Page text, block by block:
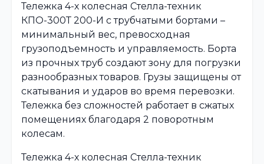
Тележка 4-х колесная Стелла-техник
КПО-300Т 200-И с трубчатыми бортами –
минимальный вес, превосходная
грузоподъемность и управляемость. Борта
из прочных труб создают зону для погрузки
разнообразных товаров. Грузы защищены от
скатывания и ударов во время перевозки.
Тележка без сложностей работает в сжатых
помещениях благодаря 2 поворотным
колесам.
Тележка 4-х колесная Стелла-техник